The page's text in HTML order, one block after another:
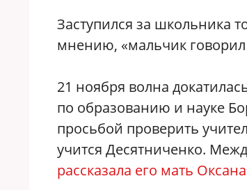
Заступился за школьника
мнению, «мальчик
21 ноября волна
по образованию и науке
просьбой проверить
учится Десятниченко.
рассказала его мать